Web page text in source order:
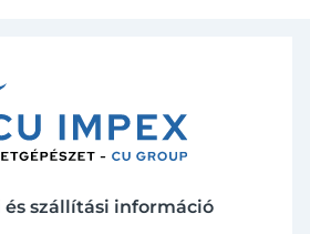
és szállítási információ